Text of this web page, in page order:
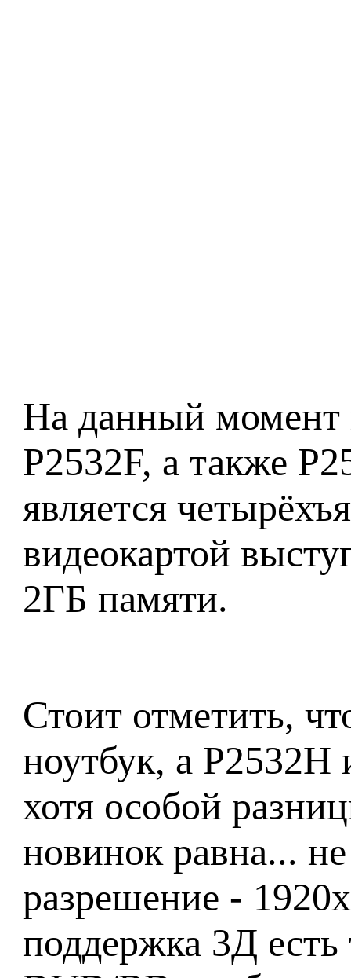
На данный момент
P2532F, а также
является
видеокартой
2ГБ памяти.
Стоит отметить,
ноутбук, а
хотя особой
новинок равна...
разрешение -
поддержка 3Д